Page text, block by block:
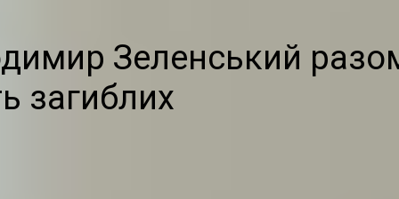
Зеленський
загиблих